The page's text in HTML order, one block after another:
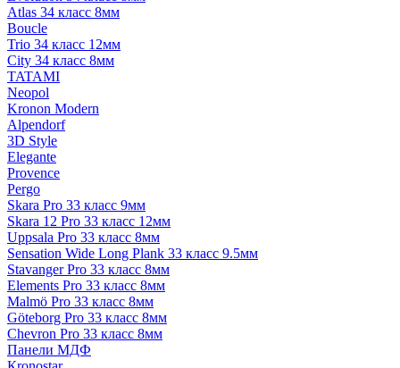
Atlas 34 класс 8мм
Boucle
Trio 34 класс 12мм
City 34 класс 8мм
TATAMI
Neopol
Kronon Modern
Alpendorf
3D Style
Elegante
Provence
Pergo
Skara Pro 33 класс 9мм
Skara 12 Pro 33 класс 12мм
Uppsala Pro 33 класс 8мм
Sensation Wide Long Plank 33 класс 9.5мм
Stavanger Pro 33 класс 8мм
Elements Pro 33 класс 8мм
Malmö Pro 33 класс 8мм
Göteborg Pro 33 класс 8мм
Chevron Pro 33 класс 8мм
Панели МДФ